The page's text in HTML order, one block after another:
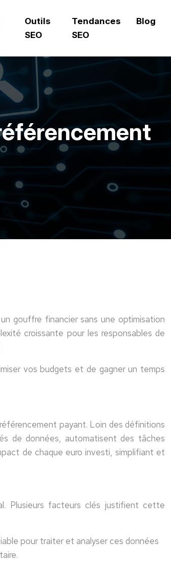
Outils
SEO
Tendances
SEO
Blog
gouffre financier sans une optimisation
croissante pour les responsables de
vos budgets et de gagner un temps
payant. Loin des définitions
de données, automatisent des tâches
de chaque euro investi, simplifiant et
Plusieurs facteurs clés justifient cette
pour traiter et analyser ces données